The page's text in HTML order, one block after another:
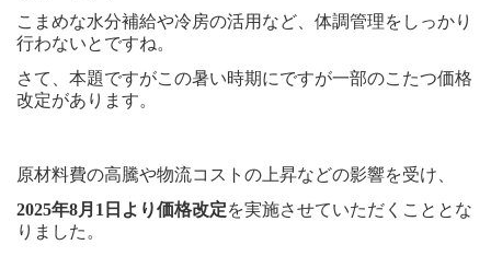
こまめな水分補給や冷房の活用など、体調管理をしっかり
行わないとですね。
さて、本題ですがこの暑い時期にですが一部のこたつ価格
改定があります。
原材料費の高騰や物流コストの上昇などの影響を受け、
2025年8月1日より価格改定を実施させていただくこととな
りました。